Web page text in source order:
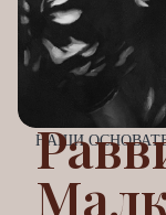
НАШИ